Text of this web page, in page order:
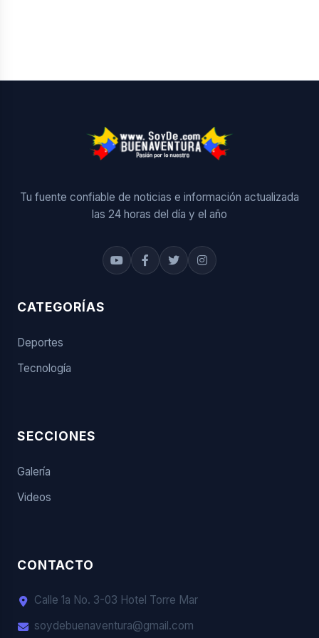
Tu fuente confiable de noticias e información actualizada
las 24 horas del día y el año
CATEGORÍAS
Deportes
Tecnología
SECCIONES
Galería
Videos
CONTACTO
Calle 1a No. 3-03 Hotel Torre Mar
soydebuenaventura@gmail.com